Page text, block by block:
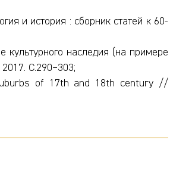
и история : сборник статей к 60-
культурного наследия (на примере
С.290–303;
of 17th and 18th century //